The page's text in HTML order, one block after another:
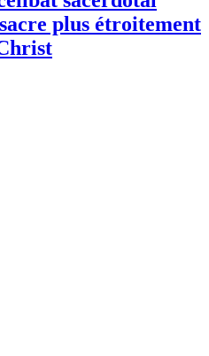
plus étroitement